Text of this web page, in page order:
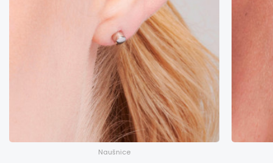
Naušnice